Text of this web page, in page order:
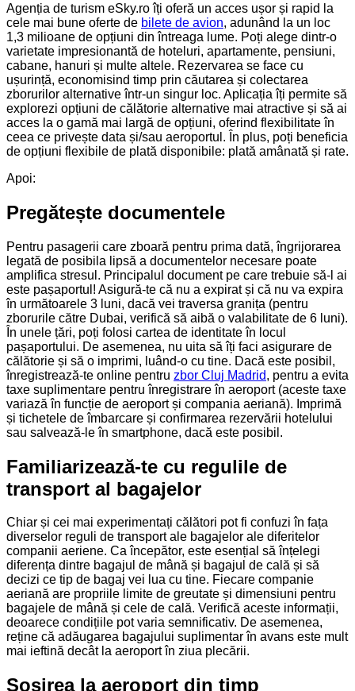
Agenția de turism eSky.ro îți oferă un acces ușor și rapid la
cele mai bune oferte de bilete de avion, adunând la un loc
1,3 milioane de opțiuni din întreaga lume. Poți alege dintr-o
varietate impresionantă de hoteluri, apartamente, pensiuni,
cabane, hanuri și multe altele. Rezervarea se face cu
ușurință, economisind timp prin căutarea și colectarea
zborurilor alternative într-un singur loc. Aplicația îți permite să
explorezi opțiuni de călătorie alternative mai atractive și să ai
acces la o gamă mai largă de opțiuni, oferind flexibilitate în
ceea ce privește data și/sau aeroportul. În plus, poți beneficia
de opțiuni flexibile de plată disponibile: plată amânată și rate.
Apoi:
Pregătește documentele
Pentru pasagerii care zboară pentru prima dată, îngrijorarea
legată de posibila lipsă a documentelor necesare poate
amplifica stresul. Principalul document pe care trebuie să-l ai
este pașaportul! Asigură-te că nu a expirat și că nu va expira
în următoarele 3 luni, dacă vei traversa granița (pentru
zborurile către Dubai, verifică să aibă o valabilitate de 6 luni).
În unele țări, poți folosi cartea de identitate în locul
pașaportului. De asemenea, nu uita să îți faci asigurare de
călătorie și să o imprimi, luând-o cu tine. Dacă este posibil,
înregistrează-te online pentru zbor Cluj Madrid, pentru a evita
taxe suplimentare pentru înregistrare în aeroport (aceste taxe
variază în funcție de aeroport și compania aeriană). Imprimă
și tichetele de îmbarcare și confirmarea rezervării hotelului
sau salvează-le în smartphone, dacă este posibil.
Familiarizează-te cu regulile de
transport al bagajelor
Chiar și cei mai experimentați călători pot fi confuzi în fața
diverselor reguli de transport ale bagajelor ale diferitelor
companii aeriene. Ca începător, este esențial să înțelegi
diferența dintre bagajul de mână și bagajul de cală și să
decizi ce tip de bagaj vei lua cu tine. Fiecare companie
aeriană are propriile limite de greutate și dimensiuni pentru
bagajele de mână și cele de cală. Verifică aceste informații,
deoarece condițiile pot varia semnificativ. De asemenea,
reține că adăugarea bagajului suplimentar în avans este mult
mai ieftină decât la aeroport în ziua plecării.
Sosirea la aeroport din timp